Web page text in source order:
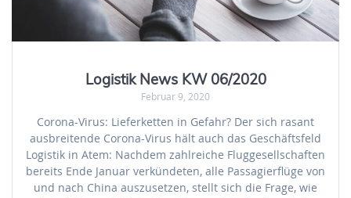
Logistik News KW 06/2020
Februar 9, 2020
Corona-Virus: Lieferketten in Gefahr? Der sich rasant
ausbreitende Corona-Virus hält auch das Geschäftsfeld
Logistik in Atem: Nachdem zahlreiche Fluggesellschaften
bereits Ende Januar verkündeten, alle Passagierflüge von
und nach China auszusetzen, stellt sich die Frage, wie